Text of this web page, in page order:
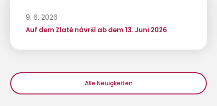
9. 6. 2026
Auf dem Zlaté návrší ab dem 13. Juni 2026
Alle Neuigkeiten